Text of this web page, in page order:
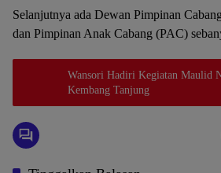
Selanjutnya ada Dewan Pimpinan
dan Pimpinan Anak Cabang (PAC)
Wansori Hadiri Kegiatan Maulid
Kembang Tanjung